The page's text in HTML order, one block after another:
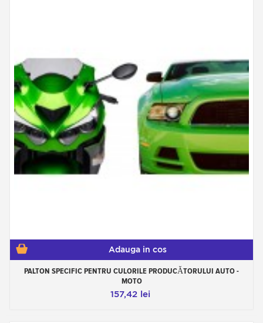
Adauga in cos
PALTON SPECIFIC PENTRU CULORILE PRODUCĂTORULUI AUTO -
MOTO
157,42 lei